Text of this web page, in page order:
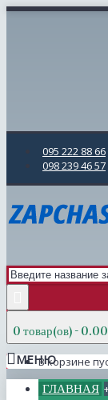
095 222 88 66
098 239 46 57
0 товар(ов) -
В корзине
МЕНЮ
ГЛАВНАЯ